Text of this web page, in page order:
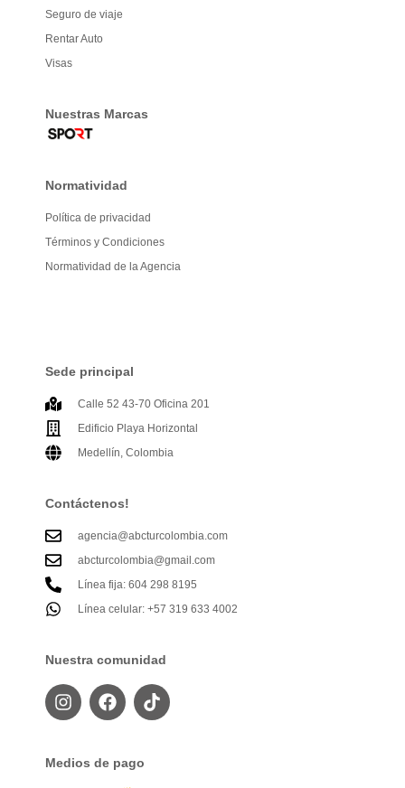
Seguro de viaje
Rentar Auto
Visas
Nuestras Marcas
Normatividad
Política de privacidad
Términos y Condiciones
Normatividad de la Agencia
Sede principal
Calle 52 43-70 Oficina 201
Edificio Playa Horizontal
Medellín, Colombia
Contáctenos!
agencia@abcturcolombia.com
abcturcolombia@gmail.com
Línea fija: 604 298 8195
Línea celular: +57 319 633 4002
Nuestra comunidad
Medios de pago